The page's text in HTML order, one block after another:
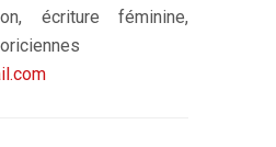
écriture féminine,